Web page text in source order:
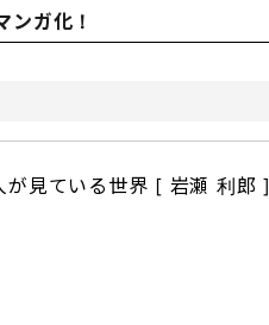
ンガ化！
が見ている世界 [ 岩瀬 利郎 ]